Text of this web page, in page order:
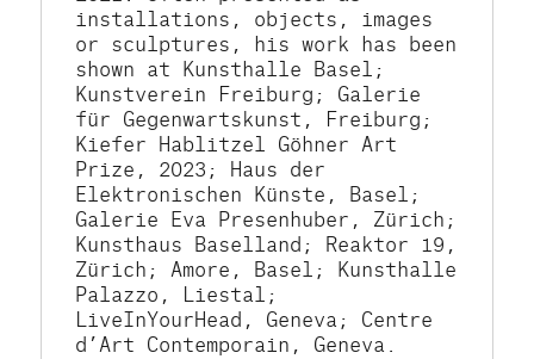
installations, objects, images
or sculptures, his work has been
shown at Kunsthalle Basel;
Kunstverein Freiburg; Galerie
für Gegenwartskunst, Freiburg;
Kiefer Hablitzel Göhner Art
Prize, 2023; Haus der
Elektronischen Künste, Basel;
Galerie Eva Presenhuber, Zürich;
Kunsthaus Baselland; Reaktor 19,
Zürich; Amore, Basel; Kunsthalle
Palazzo, Liestal;
LiveInYourHead, Geneva; Centre
d’Art Contemporain, Geneva.